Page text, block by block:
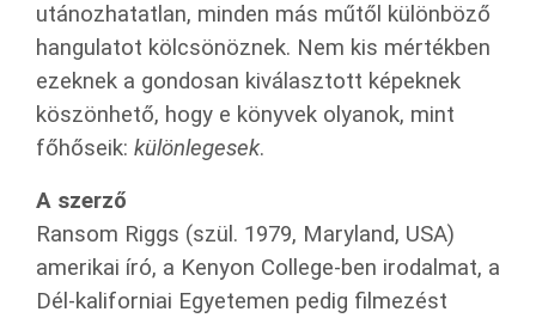
utánozhatatlan, minden más műtől különböző
hangulatot kölcsönöznek. Nem kis mértékben
ezeknek a gondosan kiválasztott képeknek
köszönhető, hogy e könyvek olyanok, mint
főhőseik: különlegesek.
A szerző
Ransom Riggs (szül. 1979, Maryland, USA)
amerikai író, a Kenyon College-ben irodalmat, a
Dél-kaliforniai Egyetemen pedig filmezést